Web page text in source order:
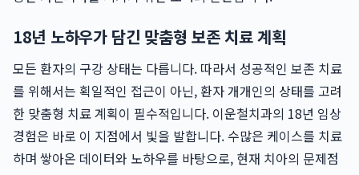
18년 노하우가 담긴 맞춤형 보존 치료 계획
모든 환자의 구강 상태는 다릅니다. 따라서 성공적인 보존 치료
를 위해서는 획일적인 접근이 아닌, 환자 개개인의 상태를 고려
한 맞춤형 치료 계획이 필수적입니다. 이운철치과의 18년 임상
경험은 바로 이 지점에서 빛을 발합니다. 수많은 케이스를 치료
하며 쌓아온 데이터와 노하우를 바탕으로, 현재 치아의 문제점